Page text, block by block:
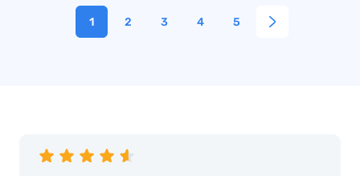
1 2 3 4 5